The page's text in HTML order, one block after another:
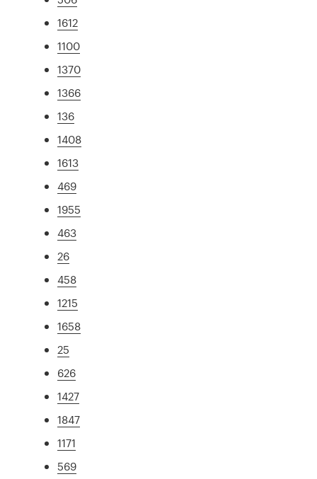
1612
1100
1370
1366
136
1408
1613
469
1955
463
26
458
1215
1658
25
626
1427
1847
1171
569